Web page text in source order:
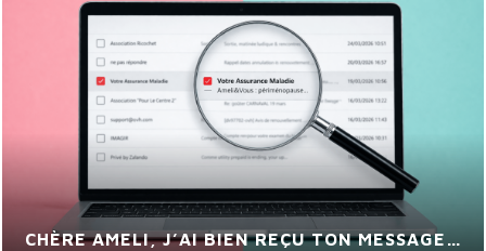
CHÈRE AMELI, J’AI BIEN REÇU TON MESSAGE…